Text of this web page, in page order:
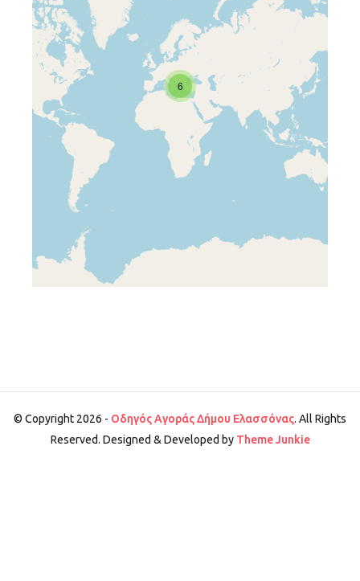
6
© Copyright 2026 - Οδηγός Αγοράς Δήμου Ελασσόνας. All Rights
Reserved. Designed & Developed by Theme Junkie